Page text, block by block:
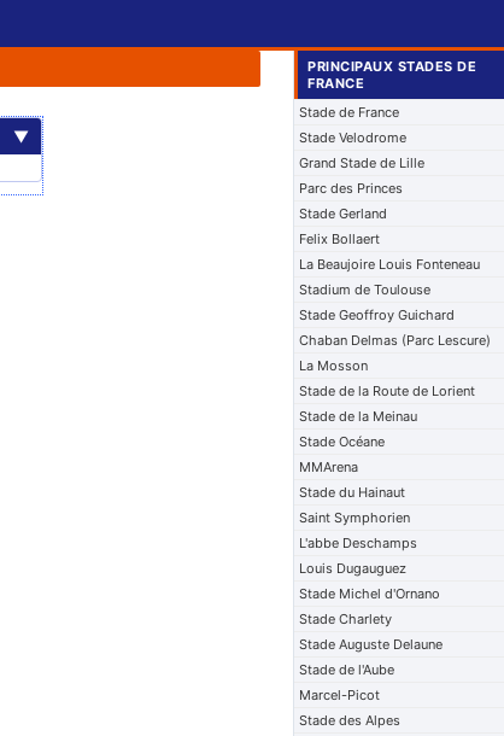
▼
PRINCIPAUX STADES DE
FRANCE
Stade de France
Stade Velodrome
Grand Stade de Lille
Parc des Princes
Stade Gerland
Felix Bollaert
La Beaujoire Louis Fonteneau
Stadium de Toulouse
Stade Geoffroy Guichard
Chaban Delmas (Parc Lescure)
La Mosson
Stade de la Route de Lorient
Stade de la Meinau
Stade Océane
MMArena
Stade du Hainaut
Saint Symphorien
L'abbe Deschamps
Louis Dugauguez
Stade Michel d'Ornano
Stade Charlety
Stade Auguste Delaune
Stade de l'Aube
Marcel-Picot
Stade des Alpes